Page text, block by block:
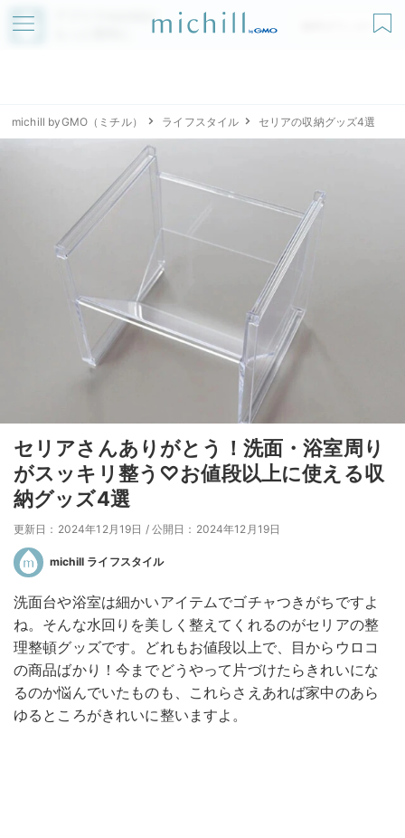
アプリでmichillが
無料ダウンロード
michill byGMO（ミチル） ライフスタイル セリアの収納グッズ4選
セリアさんありがとう！洗面・浴室周り
がスッキリ整う♡お値段以上に使える収
納グッズ4選
更新日：2024年12月19日 / 公開日：2024年12月19日
michill ライフスタイル
洗面台や浴室は細かいアイテムでゴチャつきがちですよ
ね。そんな水回りを美しく整えてくれるのがセリアの整
理整頓グッズです。どれもお値段以上で、目からウロコ
の商品ばかり！今までどうやって片づけたらきれいにな
るのか悩んでいたものも、これらさえあれば家中のあら
ゆるところがきれいに整いますよ。